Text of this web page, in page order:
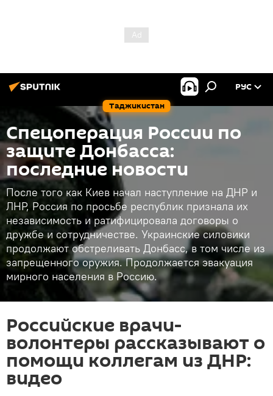
Таджикистан
РУС
Спецоперация России по
защите Донбасса:
последние новости
После того как Киев начал наступление на ДНР и
ЛНР, Россия по просьбе республик признала их
независимость и ратифицировала договоры о
дружбе и сотрудничестве. Украинские силовики
продолжают обстреливать Донбасс, в том числе из
запрещенного оружия. Продолжается эвакуация
мирного населения в Россию.
Российские врачи-
волонтеры рассказывают о
помощи коллегам из ДНР:
видео